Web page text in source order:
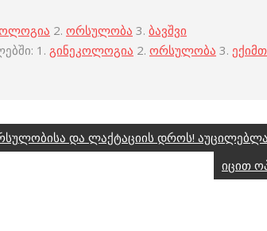
2. ორსულობა 3. ბავშვი
1. გინეკოლოგია 2. ორსულობა 3.
და ლაქტაციის დროს!
იცით